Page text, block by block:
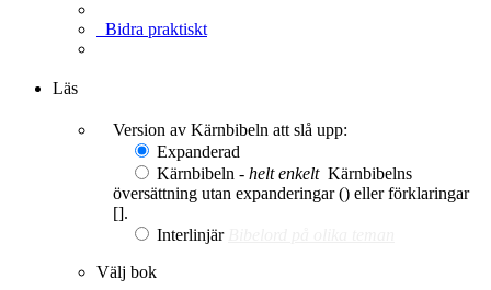
Bidra praktiskt
Läs
Version av Kärnbibeln att slå upp:
Expanderad
Kärnbibeln - helt enkelt Kärnbibelns
översättning utan expanderingar () eller förklaringar
[].
Interlinjär
Välj bok